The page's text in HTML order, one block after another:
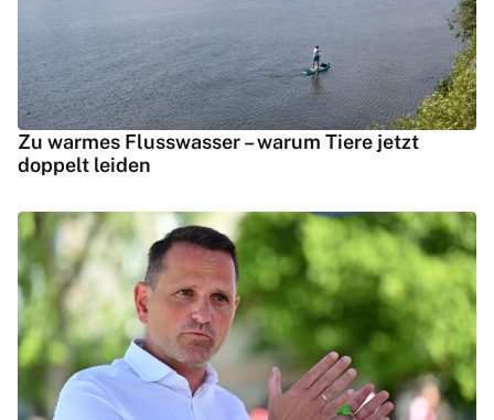
Zu warmes Flusswasser – warum Tiere jetzt
doppelt leiden